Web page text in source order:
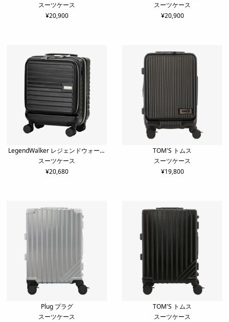
スーツケース
¥20,900
スーツケース
¥20,900
LegendWalker レジェンドウォーカ
ー
スーツケース
¥20,680
TOM'S トムス
スーツケース
¥19,800
Plug プラグ
スーツケース
TOM'S トムス
スーツケース